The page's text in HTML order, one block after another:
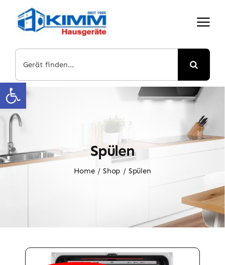
Open toolbar
Suche
nach:
Spülen
Home Shop Spülen